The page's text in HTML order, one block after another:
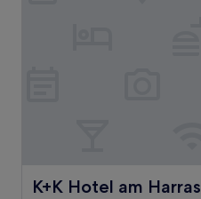
K+K Hotel am Harras
K+K Hotel am Harras